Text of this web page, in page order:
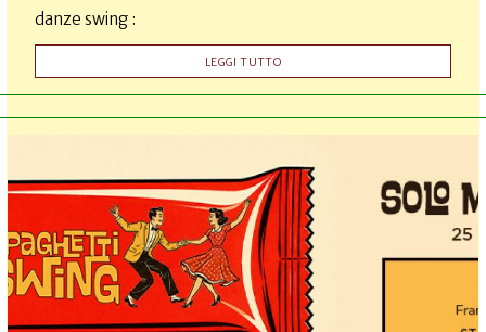
danze swing :
LEGGI TUTTO